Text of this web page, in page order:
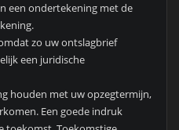
een ondertekening met de
zo uw ontslagbrief
een juridische
houden met uw opzegtermijn,
Een goede indruk